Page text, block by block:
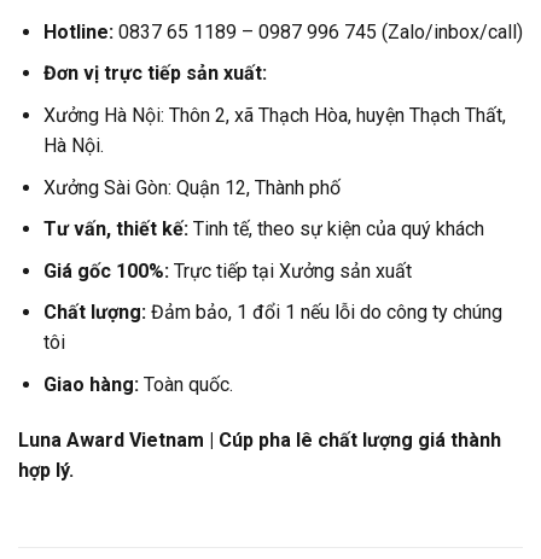
Hotline:0837 65 1189 – 0987 996 745 (Zalo/inbox/call)
Đơn vị trực tiếp sản xuất:
Xưởng Hà Nội: Thôn 2, xã Thạch Hòa, huyện Thạch Thất,
Hà Nội.
Xưởng Sài Gòn: Quận 12, Thành phố
Tư vấn, thiết kế:Tinh tế, theo sự kiện của quý khách
Giá gốc 100%:Trực tiếp tại Xưởng sản xuất
Chất lượng:Đảm bảo, 1 đổi 1 nếu lỗi do công ty chúng
tôi
Giao hàng:Toàn quốc.
Luna Award Vietnam | Cúp pha lê chất lượng giá thành
hợp lý.